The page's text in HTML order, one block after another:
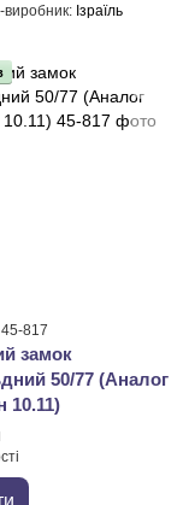
виробник
Ізраїль
817
замок
50/77 (Аналог
10.11)